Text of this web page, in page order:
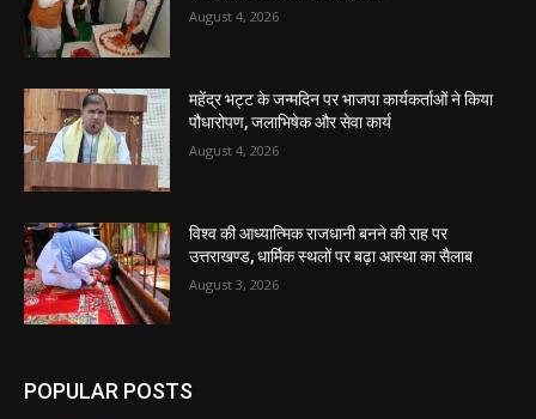
August 4, 2026
महेंद्र भट्ट के जन्मदिन पर भाजपा कार्यकर्ताओं ने किया
पौधारोपण, जलाभिषेक और सेवा कार्य
August 4, 2026
विश्व की आध्यात्मिक राजधानी बनने की राह पर
उत्तराखण्ड, धार्मिक स्थलों पर बढ़ा आस्था का सैलाब
August 3, 2026
POPULAR POSTS